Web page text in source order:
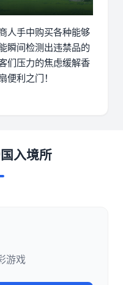
人手中购买各种能够
瞬间检测出违禁品的
们压力的焦虑缓解香
便利之门！
入境所
游戏